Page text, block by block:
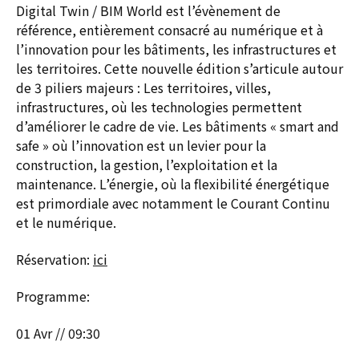
Digital Twin / BIM World est l’évènement de
référence, entièrement consacré au numérique et à
l’innovation pour les bâtiments, les infrastructures et
les territoires. Cette nouvelle édition s’articule autour
de 3 piliers majeurs : Les territoires, villes,
infrastructures, où les technologies permettent
d’améliorer le cadre de vie. Les bâtiments « smart and
safe » où l’innovation est un levier pour la
construction, la gestion, l’exploitation et la
maintenance. L’énergie, où la flexibilité énergétique
est primordiale avec notamment le Courant Continu
et le numérique.
Réservation: ici
Programme:
01 Avr // 09:30